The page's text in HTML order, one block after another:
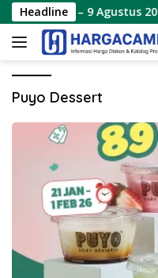
Langsung
ke
konten
Headline7 – 9 Agustus 2026
Puyo Dessert